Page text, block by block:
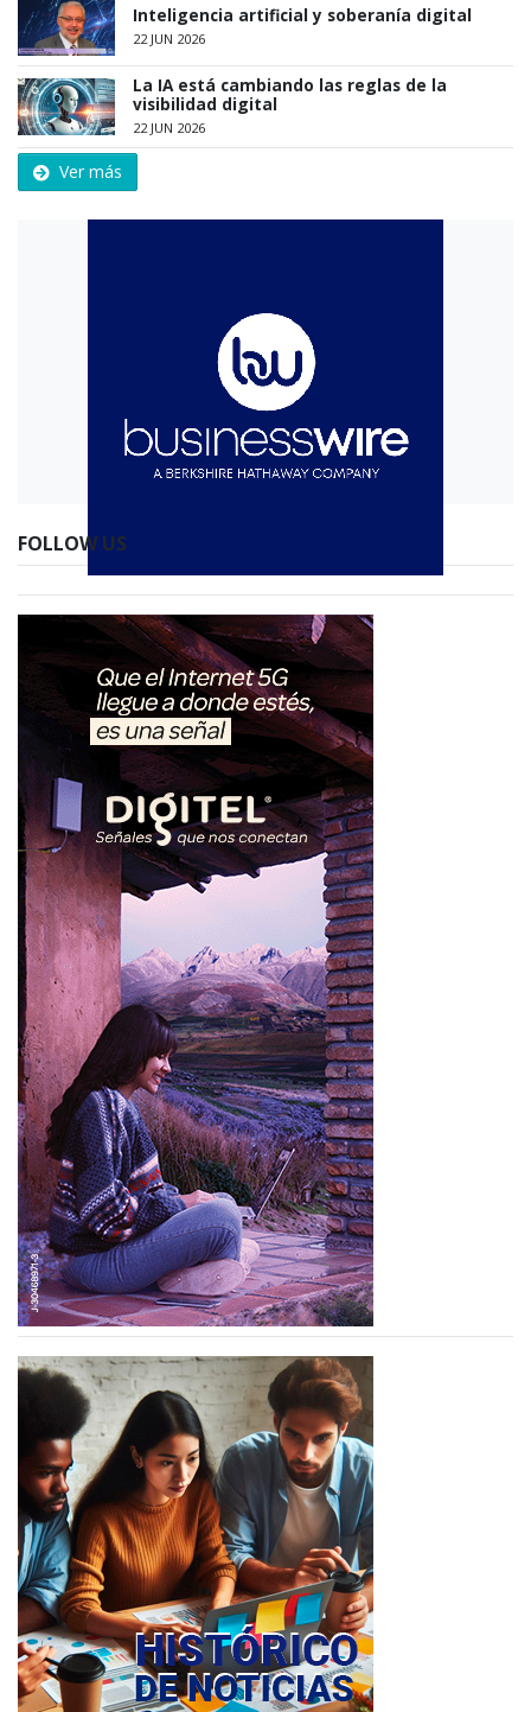
Inteligencia artificial y soberanía digital
22 JUN 2026
La IA está cambiando las reglas de la
visibilidad digital
22 JUN 2026
Ver más
FOLLOW US